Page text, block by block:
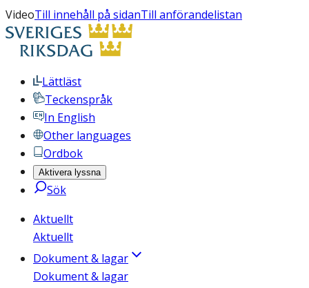
VideoTill innehåll på sidanTill anförandelistan
Lättläst
Teckenspråk
In English
Other languages
Ordbok
Aktivera lyssna
Sök
Aktuellt
Aktuellt
Dokument & lagar
Dokument & lagar